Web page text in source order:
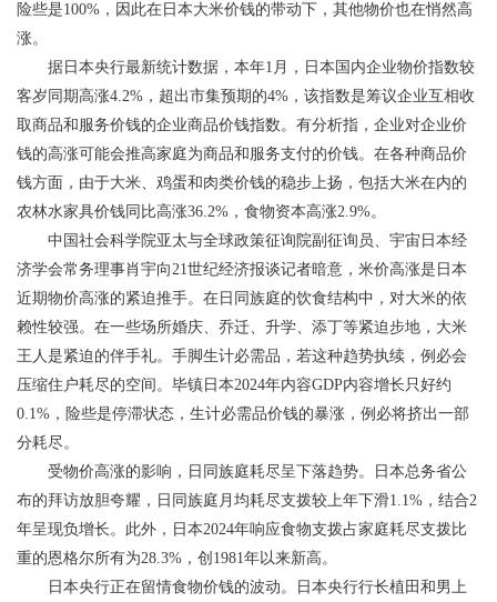
险些是100%，因此在日本大米价钱的带动下，其他物价也在悄然高
涨。
据日本央行最新统计数据，本年1月，日本国内企业物价指数较
客岁同期高涨4.2%，超出市集预期的4%，该指数是筹议企业互相收
取商品和服务价钱的企业商品价钱指数。有分析指，企业对企业价
钱的高涨可能会推高家庭为商品和服务支付的价钱。在各种商品价
钱方面，由于大米、鸡蛋和肉类价钱的稳步上扬，包括大米在内的
农林水家具价钱同比高涨36.2%，食物资本高涨2.9%。
中国社会科学院亚太与全球政策征询院副征询员、宇宙日本经
济学会常务理事肖宇向21世纪经济报谈记者暗意，米价高涨是日本
近期物价高涨的紧迫推手。在日同族庭的饮食结构中，对大米的依
赖性较强。在一些场所婚庆、乔迁、升学、添丁等紧迫步地，大米
王人是紧迫的伴手礼。手脚生计必需品，若这种趋势执续，例必会
压缩住户耗尽的空间。毕镇日本2024年内容GDP内容增长只好约
0.1%，险些是停滞状态，生计必需品价钱的暴涨，例必将挤出一部
分耗尽。
受物价高涨的影响，日同族庭耗尽呈下落趋势。日本总务省公
布的拜访放胆夸耀，日同族庭月均耗尽支拨较上年下滑1.1%，结合2
年呈现负增长。此外，日本2024年响应食物支拨占家庭耗尽支拨比
重的恩格尔所有为28.3%，创1981年以来新高。
日本央行正在留情食物价钱的波动。日本央行行长植田和男上